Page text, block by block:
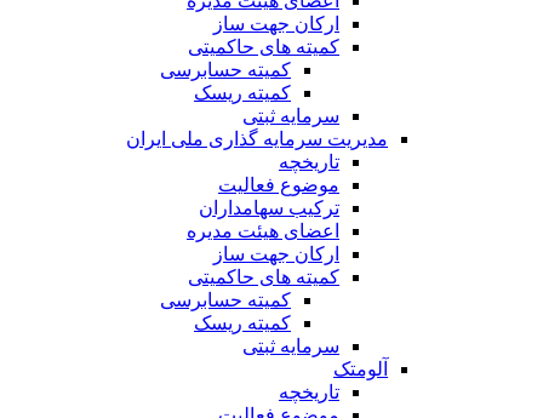
ارکان جهت ساز
کمیته های حاکمیتی
کمیته حسابرسی
کمیته ریسک
سرمایه ثبتی
مدیریت سرمایه گذاری ملی ایران
تاریخچه
موضوع فعالیت
ترکیب سهامداران
اعضای هیئت مدیره
ارکان جهت ساز
کمیته های حاکمیتی
کمیته حسابرسی
کمیته ریسک
سرمایه ثبتی
آلومتک
تاریخچه